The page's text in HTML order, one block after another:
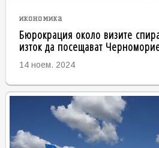
икономика
Бюрокрация около визите
изток да посещават
14 ноем. 2024